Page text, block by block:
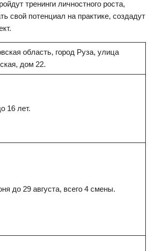
тренинги личностного роста,
свой потенциал на практике, создадут
область, город Руза, улица
дом 22.
16 лет.
до 29 августа, всего 4 смены.